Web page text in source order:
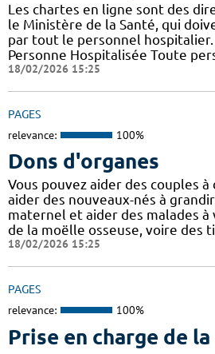
Les chartes en ligne sont des
le Ministère de la Santé, qui
par tout le personnel
Personne Hospitalisée Toute
18/02/2026 15:25
PAGES
relevance: 100%
Dons d'organes
Vous pouvez aider des couples
aider des nouveaux-nés à
maternel et aider des malades à
de la moëlle osseuse, voire des
18/02/2026 15:25
PAGES
relevance: 100%
Prise en charge de